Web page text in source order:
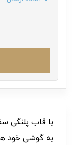
به گوشی خود